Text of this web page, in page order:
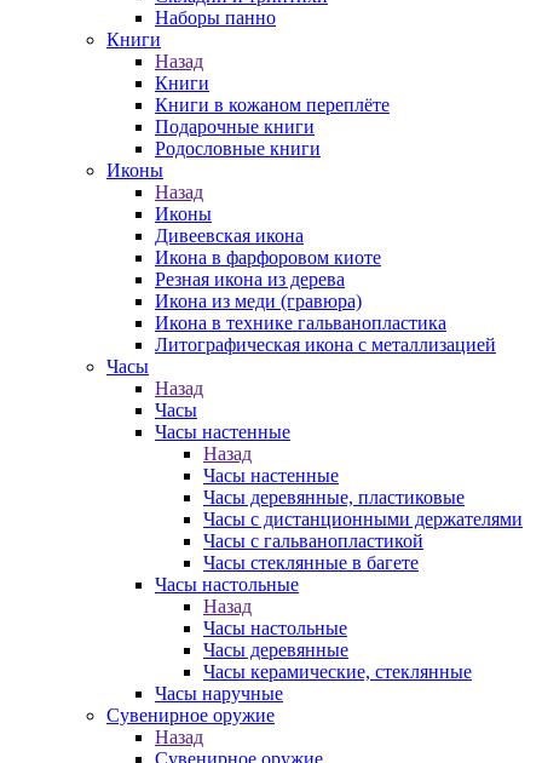
Наборы панно
Книги
Назад
Книги
Книги в кожаном переплёте
Подарочные книги
Родословные книги
Иконы
Назад
Иконы
Дивеевская икона
Икона в фарфоровом киоте
Резная икона из дерева
Икона из меди (гравюра)
Икона в технике гальванопластика
Литографическая икона с металлизацией
Часы
Назад
Часы
Часы настенные
Назад
Часы настенные
Часы деревянные, пластиковые
Часы с дистанционными держателями
Часы с гальванопластикой
Часы стеклянные в багете
Часы настольные
Назад
Часы настольные
Часы деревянные
Часы керамические, стеклянные
Часы наручные
Сувенирное оружие
Назад
Сувенирное оружие